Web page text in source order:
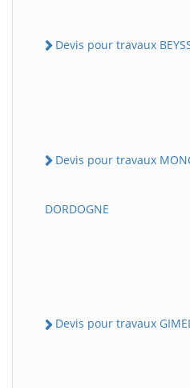
Devis pour travaux
Devis pour travaux
DORDOGNE
Devis pour travaux